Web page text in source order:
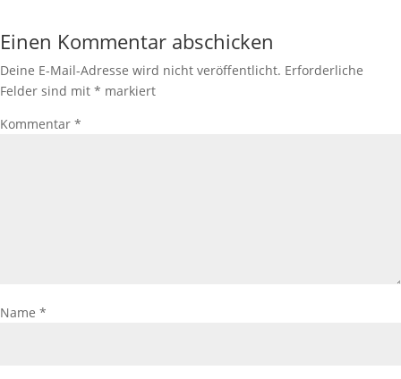
Einen Kommentar abschicken
Deine E-Mail-Adresse wird nicht veröffentlicht. Erforderliche
Felder sind mit * markiert
Kommentar *
Name *